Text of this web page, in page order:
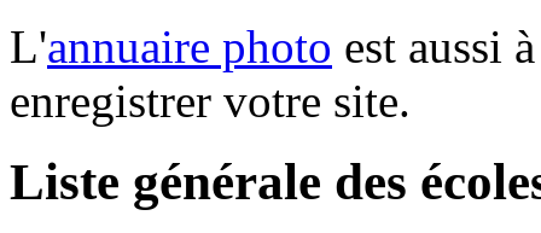
L'annuaire photo est aussi
enregistrer votre site.
Liste générale des